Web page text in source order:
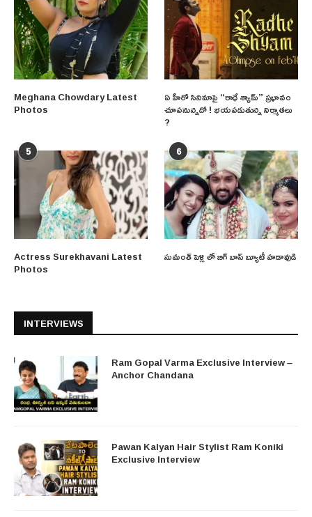
Meghana Chowdary Latest
Photos
ఏ హీరో సినిమాపై “రాధే శ్యామ్” ప్రభావం
చూపనున్నదో ! భయపడుతున్న నిర్మాతలు
?
5
Actress Surekhavani Latest
Photos
6
సుమంత్ పెళ్లి లో బిగ్ బాస్ బ్యూటీ హడావుడి
INTERVIEWS
Ram Gopal Varma Exclusive Interview –
Anchor Chandana
Pawan Kalyan Hair Stylist Ram Koniki
Exclusive Interview